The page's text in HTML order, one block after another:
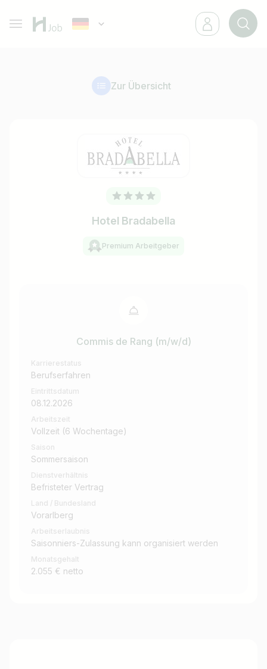
Zur Übersicht
Hotel Bradabella
Premium Arbeitgeber
Commis de Rang (m/w/d)
Karrierestatus
Berufserfahren
Eintrittsdatum
08.12.2026
Arbeitszeit
Vollzeit (6 Wochentage)
Saison
Sommersaison
Dienstverhältnis
Befristeter Vertrag
Land / Bundesland
Vorarlberg
Arbeitserlaubnis
Saisonniers-Zulassung kann organisiert werden
Monatsgehalt
2.055 € netto